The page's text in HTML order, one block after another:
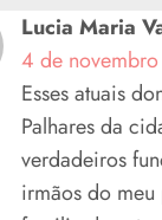
Lucia Maria
4 de
Esses atuais
Palhares da
verdadeiros
irmãos do